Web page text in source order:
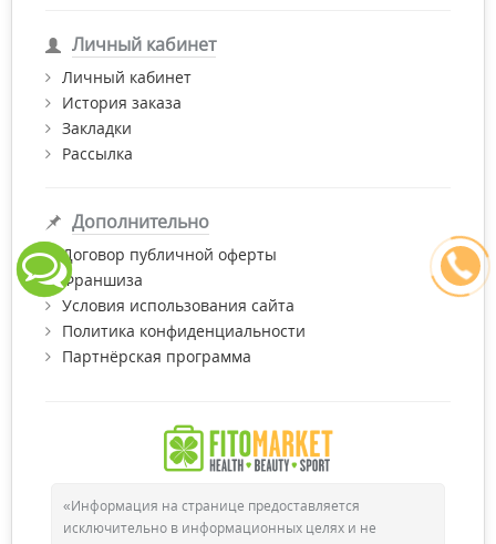
Личный кабинет
Личный кабинет
История заказа
Закладки
Рассылка
Дополнительно
Договор публичной оферты
Франшиза
Условия использования сайта
Политика конфиденциальности
Партнёрская программа
«Информация на странице предоставляется
исключительно в информационных целях и не